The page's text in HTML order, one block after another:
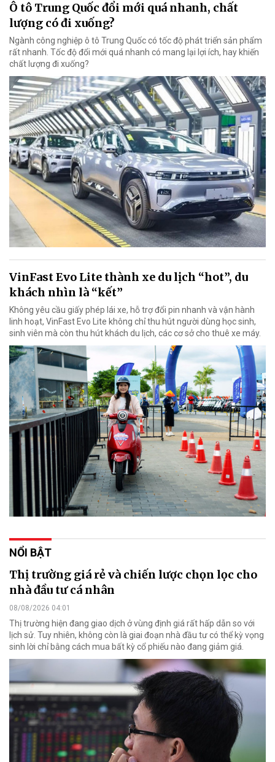
Ô tô Trung Quốc đổi mới quá nhanh, chất
lượng có đi xuống?
Ngành công nghiệp ô tô Trung Quốc có tốc độ phát triển sản phẩm
rất nhanh. Tốc độ đổi mới quá nhanh có mang lại lợi ích, hay khiến
chất lượng đi xuống?
VinFast Evo Lite thành xe du lịch “hot”, du
khách nhìn là “kết”
Không yêu cầu giấy phép lái xe, hỗ trợ đổi pin nhanh và vận hành
linh hoạt, VinFast Evo Lite không chỉ thu hút người dùng học sinh,
sinh viên mà còn thu hút khách du lịch, các cơ sở cho thuê xe máy.
NỔI BẬT
Thị trường giá rẻ và chiến lược chọn lọc cho
nhà đầu tư cá nhân
08/08/2026 04:01
Thị trường hiện đang giao dịch ở vùng định giá rất hấp dẫn so với
lịch sử. Tuy nhiên, không còn là giai đoạn nhà đầu tư có thể kỳ vọng
sinh lời chỉ bằng cách mua bất kỳ cổ phiếu nào đang giảm giá.